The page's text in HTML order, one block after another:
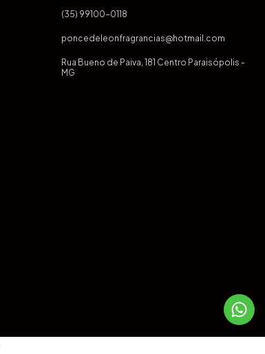
(35) 99100-0118
poncedeleonfragrancias@hotmail.com
Rua Bueno de Paiva, 181 Centro Paraisópolis -
MG